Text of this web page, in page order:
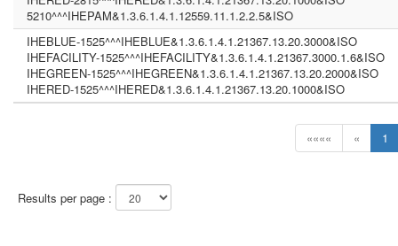
«««« « 1
Results per page :
5210^^^IHEPAM&1.3.6.1.4.1.12559.11.1.2.2.5&ISO
IHEBLUE-1525^^^IHEBLUE&1.3.6.1.4.1.21367.13.20.3000&ISO
IHEFACILITY-1525^^^IHEFACILITY&1.3.6.1.4.1.21367.3000.1.6&ISO
IHEGREEN-1525^^^IHEGREEN&1.3.6.1.4.1.21367.13.20.2000&ISO
IHERED-1525^^^IHERED&1.3.6.1.4.1.21367.13.20.1000&ISO